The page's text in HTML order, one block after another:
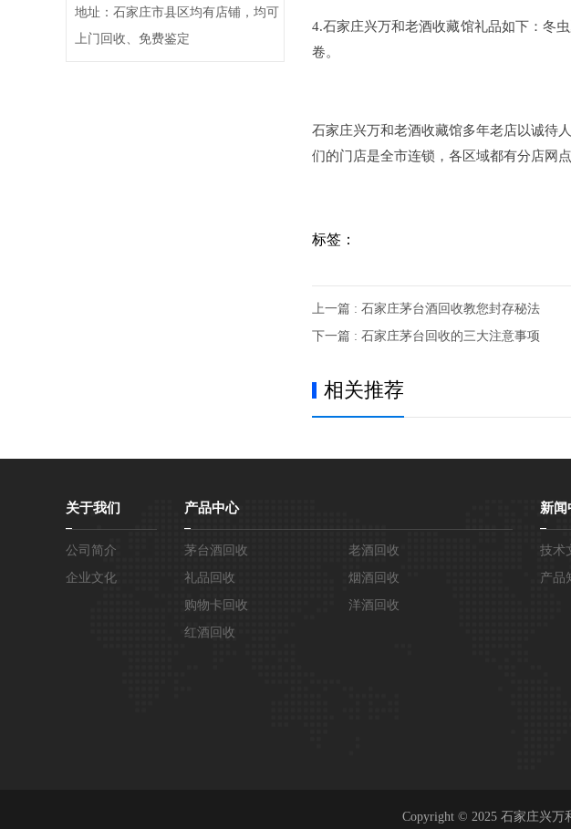
地址：石家庄市县区均有店铺，均可
上门回收、免费鉴定
4.石家庄兴万和老酒收藏馆礼品如下：冬
卷。
石家庄兴万和老酒收藏馆多年老店以诚待
们的门店是全市连锁，各区域都有分店网
标签：
上一篇 : 石家庄茅台酒回收教您封存秘法
下一篇 : 石家庄茅台回收的三大注意事项
相关推荐
关于我们
公司简介
企业文化
产品中心
茅台酒回收
老酒回收
礼品回收
烟酒回收
购物卡回收
洋酒回收
红酒回收
新闻
技术
产品
Copyright © 2025 石家庄兴